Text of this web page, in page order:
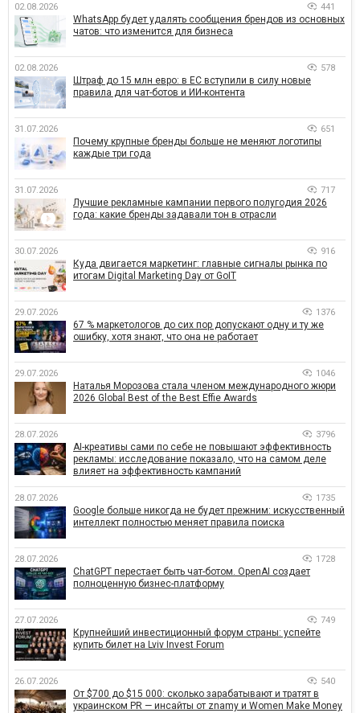
02.08.2026 441
WhatsApp будет удалять сообщения брендов из основных
чатов: что изменится для бизнеса
02.08.2026 578
Штраф до 15 млн евро: в ЕС вступили в силу новые
правила для чат-ботов и ИИ-контента
31.07.2026 651
Почему крупные бренды больше не меняют логотипы
каждые три года
31.07.2026 717
Лучшие рекламные кампании первого полугодия 2026
года: какие бренды задавали тон в отрасли
30.07.2026 916
Куда двигается маркетинг: главные сигналы рынка по
итогам Digital Marketing Day от GoIT
29.07.2026 1376
67 % маркетологов до сих пор допускают одну и ту же
ошибку, хотя знают, что она не работает
29.07.2026 1046
Наталья Морозова стала членом международного жюри
2026 Global Best of the Best Effie Awards
28.07.2026 3796
AI-креативы сами по себе не повышают эффективность
рекламы: исследование показало, что на самом деле
влияет на эффективность кампаний
28.07.2026 1735
Google больше никогда не будет прежним: искусственный
интеллект полностью меняет правила поиска
28.07.2026 1728
ChatGPT перестает быть чат-ботом. OpenAI создает
полноценную бизнес-платформу
27.07.2026 749
Крупнейший инвестиционный форум страны: успейте
купить билет на Lviv Invest Forum
26.07.2026 540
От $700 до $15 000: сколько зарабатывают и тратят в
украинском PR — инсайты от znamy и Women Make Money